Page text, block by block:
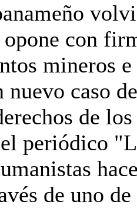
con
mineros
nuevo caso
de
periódico
de uno